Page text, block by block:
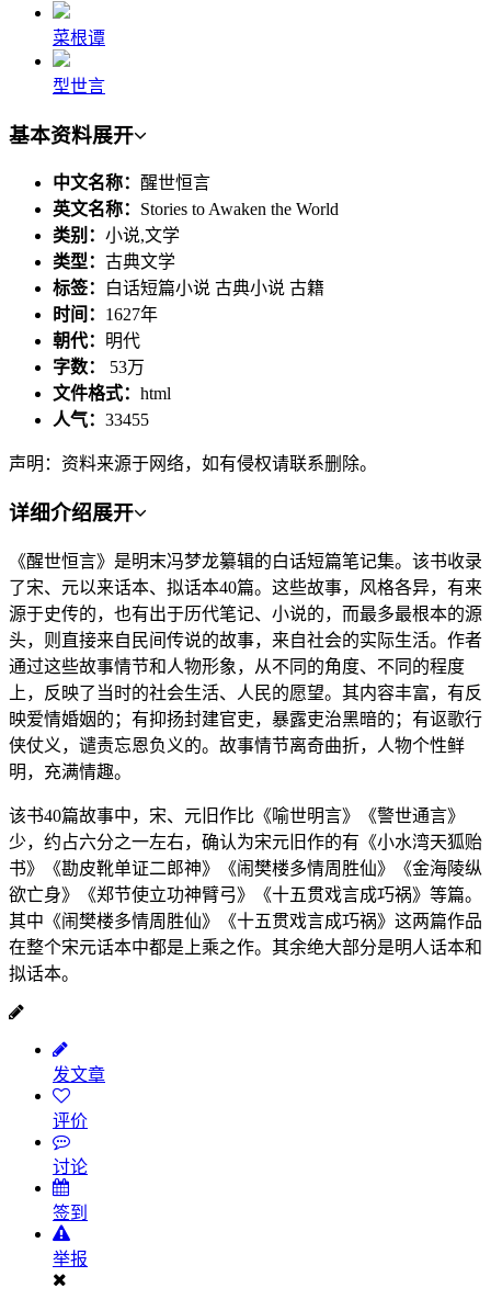
菜根谭
型世言
基本资料展开
中文名称： 醒世恒言
英文名称： Stories to Awaken the World
类别： 小说,文学
类型： 古典文学
标签：
白话短篇小说 古典小说 古籍
时间： 1627年
朝代： 明代
字数： 53万
文件格式： html
人气： 33455
声明：资料来源于网络，如有侵权请联系删除。
详细介绍展开
《醒世恒言》是明末冯梦龙纂辑的白话短篇笔记集。该书收录
了宋、元以来话本、拟话本40篇。这些故事，风格各异，有来
源于史传的，也有出于历代笔记、小说的，而最多最根本的源
头，则直接来自民间传说的故事，来自社会的实际生活。作者
通过这些故事情节和人物形象，从不同的角度、不同的程度
上，反映了当时的社会生活、人民的愿望。其内容丰富，有反
映爱情婚姻的；有抑扬封建官吏，暴露吏治黑暗的；有讴歌行
侠仗义，谴责忘恩负义的。故事情节离奇曲折，人物个性鲜
明，充满情趣。
该书40篇故事中，宋、元旧作比《喻世明言》《警世通言》
少，约占六分之一左右，确认为宋元旧作的有《小水湾天狐贻
书》《勘皮靴单证二郎神》《闹樊楼多情周胜仙》《金海陵纵
欲亡身》《郑节使立功神臂弓》《十五贯戏言成巧祸》等篇。
其中《闹樊楼多情周胜仙》《十五贯戏言成巧祸》这两篇作品
在整个宋元话本中都是上乘之作。其余绝大部分是明人话本和
拟话本。
发文章
评价
讨论
签到
举报